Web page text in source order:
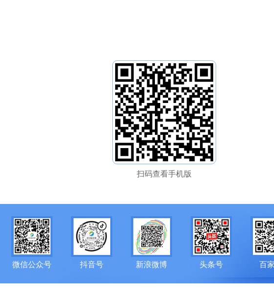
扫码查看手机版
微信公众号 抖音号 新浪微博 头条号 百